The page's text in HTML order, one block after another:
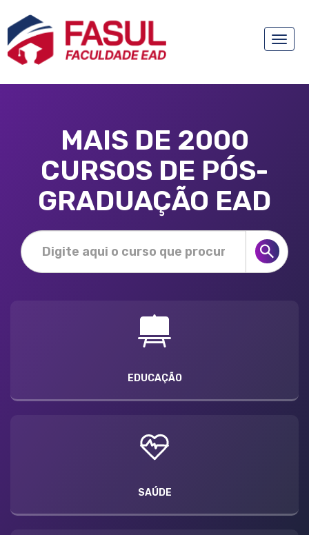
Toggle
MAIS DE 2000
CURSOS DE PÓS-
GRADUAÇÃO EAD
EDUCAÇÃO
SAÚDE